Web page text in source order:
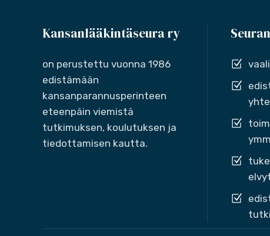
Kansanlääkintäseura ry
on perustettu vuonna 1986
edistämään
kansanparannusperinteen
eteenpäin viemistä
tutkimuksen, koulutuksen ja
tiedottamisen kautta.